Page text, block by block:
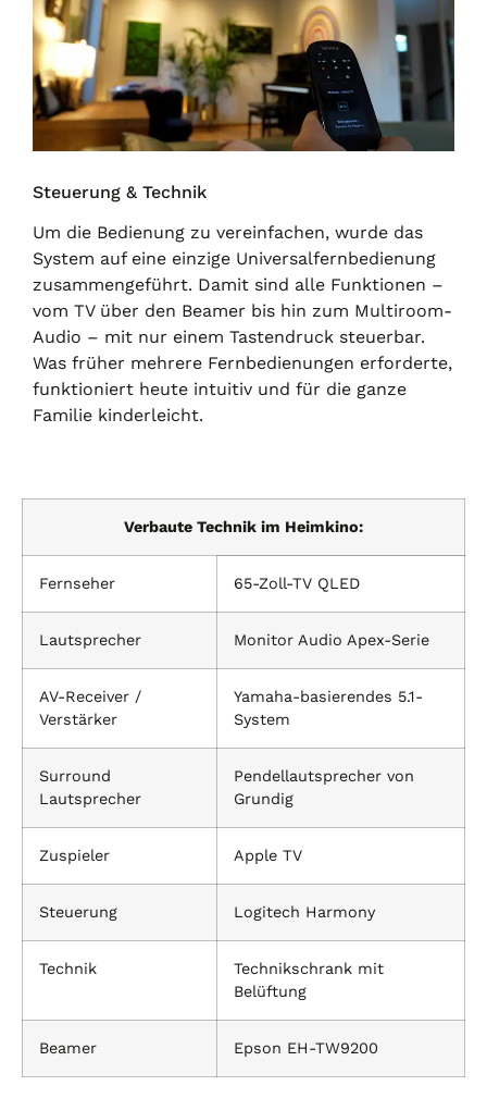
Steuerung & Technik
Um die Bedienung zu vereinfachen, wurde das
System auf eine einzige Universalfernbedienung
zusammengeführt. Damit sind alle Funktionen –
vom TV über den Beamer bis hin zum Multiroom-
Audio – mit nur einem Tastendruck steuerbar.
Was früher mehrere Fernbedienungen erforderte,
funktioniert heute intuitiv und für die ganze
Familie kinderleicht.
Verbaute Technik im Heimkino:
Fernseher 65-Zoll-TV QLED
Lautsprecher Monitor Audio Apex-Serie
AV-Receiver /
Verstärker
Yamaha-basierendes 5.1-
System
Surround
Lautsprecher
Pendellautsprecher von
Grundig
Zuspieler Apple TV
Steuerung Logitech Harmony
Technik
Technikschrank mit
Belüftung
Beamer Epson EH-TW9200